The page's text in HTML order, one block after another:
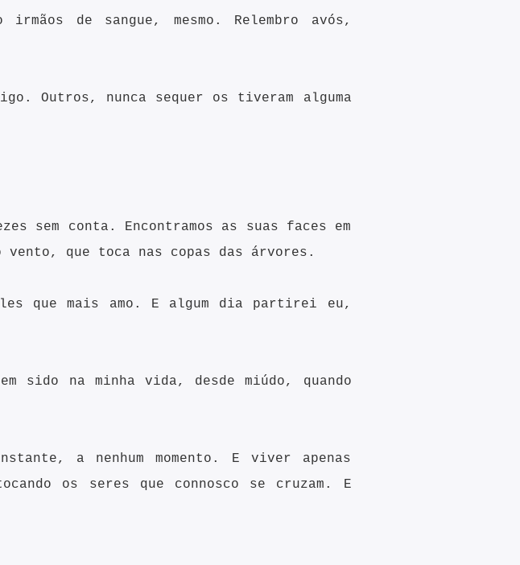
irmãos de sangue, mesmo. Relembro avós,
Outros, nunca sequer os tiveram alguma
sem conta. Encontramos as suas faces em
vento, que toca nas copas das árvores.
que mais amo. E algum dia partirei eu,
sido na minha vida, desde miúdo, quando
a nenhum momento. E viver apenas
os seres que connosco se cruzam. E